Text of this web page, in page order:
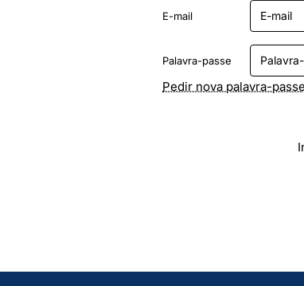
E-mail
Palavra-passe
Pedir nova palavra-passe